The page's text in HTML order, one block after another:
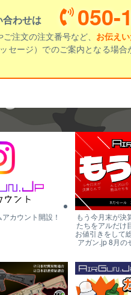
合わせは 050-
注文の注文番号など、 お伝え
ージ）でのご案内となる場
カウント開設！
もう今月末が決
たちをアルだけ
お値引きをして
アガン.jp 8月の